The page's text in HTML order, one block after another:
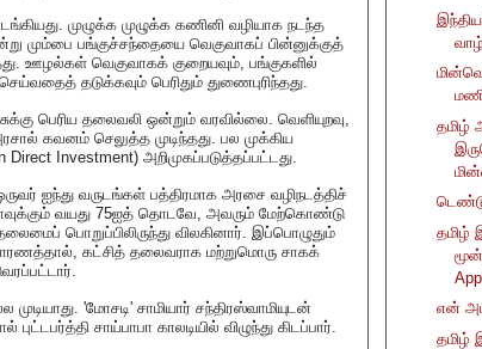
முழுக்க முழுக்க கணினி வழியாக நடந்த
மும்பை பங்குச்சந்தையை வெகுவாகப் பின்னுக்குத்
ஊழல்கள் வெகுவாகக் குறையவும், பங்குகளில்
தடுக்கவும் பெரிதும் துணைபுரிந்தது.
பெரிய தலைவலி ஒன்றும் வரவில்லை. வெளியுறவு,
கவனம் செலுத்த முடிந்தது. பல முக்கிய
Direct Investment) அறிமுகப்படுத்தப்பட்டது.
ஐந்து வருடங்கள் பத்திரமாக அரசை வழிநடத்திச்
வயது 75ஐத் தொடவே, அவரும் மேற்கொண்டு
பொறுப்பிலிருந்து விலகினார். இப்பொழுதும்
காரணத்தால், கட்சித் தலைவராக மற்றுமொரு சாகக்
'மோசடி' சாமியார் சந்திரஸ்வாமியுடன்
சாய்பாபா காலடியில் விழுந்து கிடப்பார்.
தமிழ்
தமிழ்
என்
தமிழ்